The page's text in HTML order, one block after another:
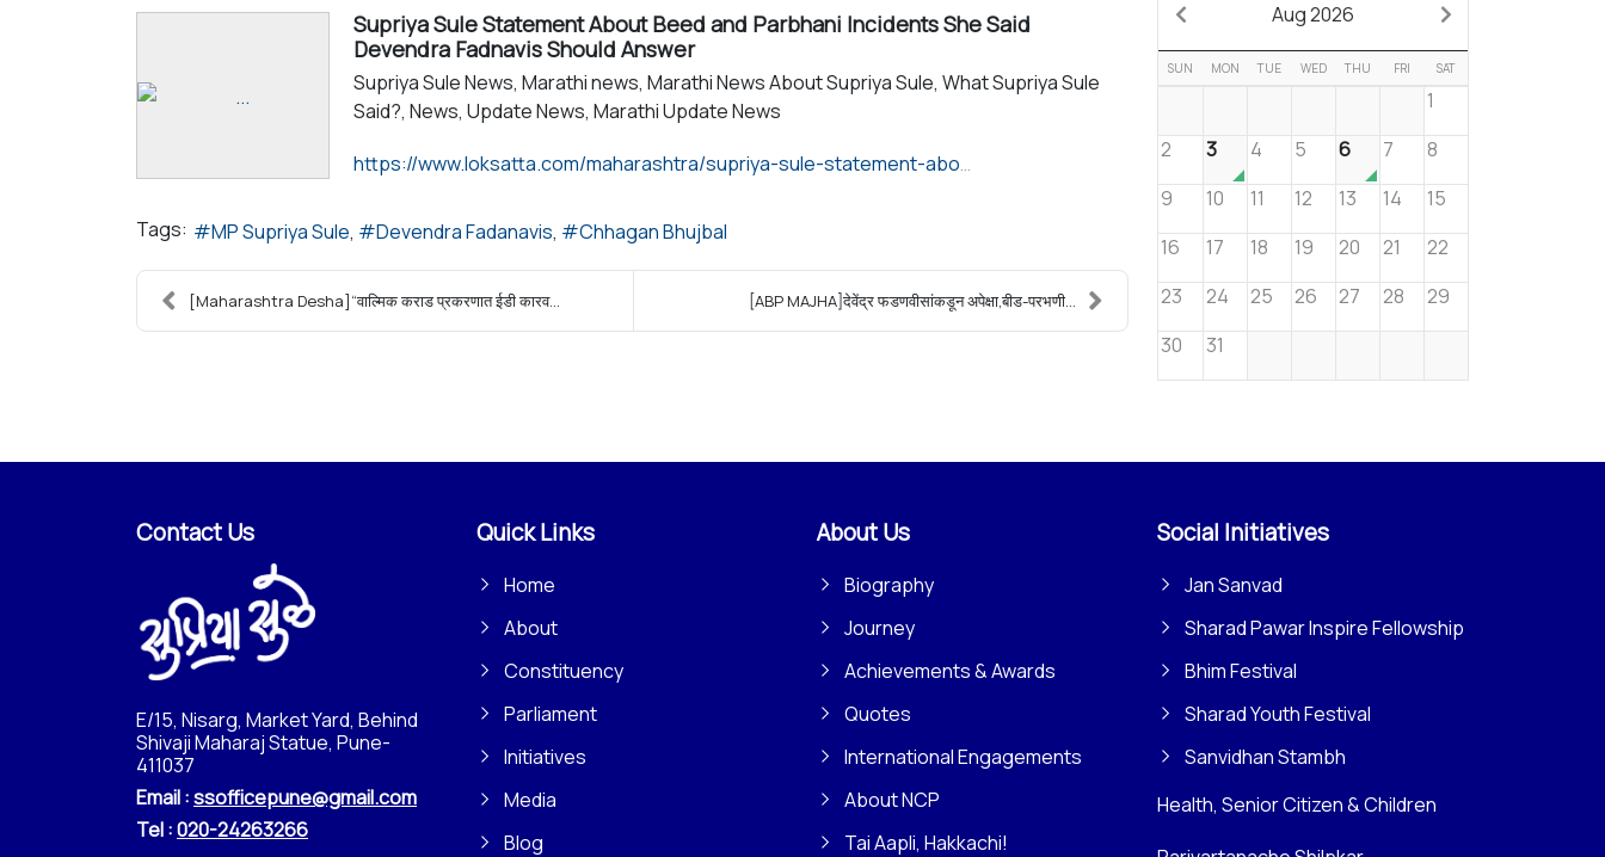
Supriya Sule Statement About Beed and Parbhani Incidents She Said
Devendra Fadnavis Should Answer
Supriya Sule News, Marathi news, Marathi News About Supriya Sule, What Supriya Sule
Said?, News, Update News, Marathi Update News
https://www.loksatta.com/maharashtra/supriya-sule-statement-about-beed-and-parbhani-incidents-she-said-devendra-fadnavis-should-answer-scj-81-4771377/
Tags: MP Supriya Sule Devendra Fadanavis Chhagan Bhujbal
[Maharashtra Desha]“वाल्मिक कराड प्रकरणात ईडी कारव... [ABP MAJHA]देवेंद्र फडणवीसांकडून अपेक्षा,बीड-परभणी...
Aug 2026
SUN MON TUE WED THU FRI SAT
1
2
3 4 5 6 7
8
9
10 11 12 13 14
15
16
17 18 19 20 21
22
23
24 25 26 27 28
29
30
31
Contact Us
E/15, Nisarg, Market Yard, Behind
Shivaji Maharaj Statue, Pune-
411037
Email :ssofficepune@gmail.com
Tel :020-24263266
Quick Links
Home
About
Constituency
Parliament
Initiatives
Media
Blog
About Us
Biography
Journey
Achievements & Awards
Quotes
International Engagements
About NCP
Tai Aapli, Hakkachi!
Social Initiatives
Jan Sanvad
Sharad Pawar Inspire Fellowship
Bhim Festival
Sharad Youth Festival
Sanvidhan Stambh
Health, Senior Citizen & Children